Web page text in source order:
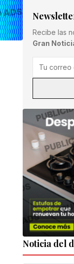
Recibe las
Gran
Noticia del